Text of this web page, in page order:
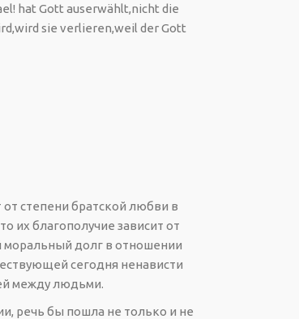
hat Gott auserwählt,nicht die
sie verlieren,weil der Gott
от степени братской любви в
их благополучие зависит от
моральный долг в отношении
сегодня ненависти
между людьми.
речь бы пошла не только и не